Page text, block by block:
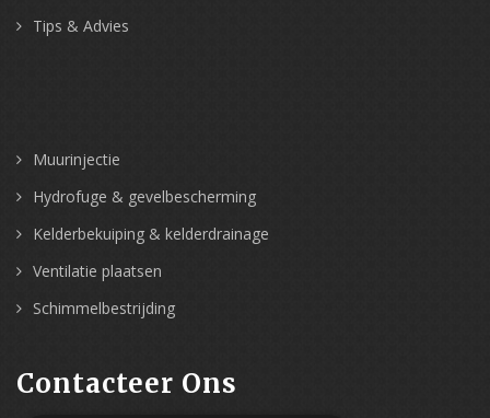
Tips & Advies
Muurinjectie
Hydrofuge & gevelbescherming
Kelderbekuiping & kelderdrainage
Ventilatie plaatsen
Schimmelbestrijding
Contacteer Ons